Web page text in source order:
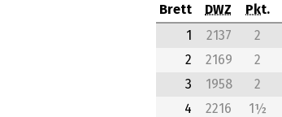
Brett DWZ Pkt.
1
2137 2
2
2169 2
3
1958 2
4
2216 1½